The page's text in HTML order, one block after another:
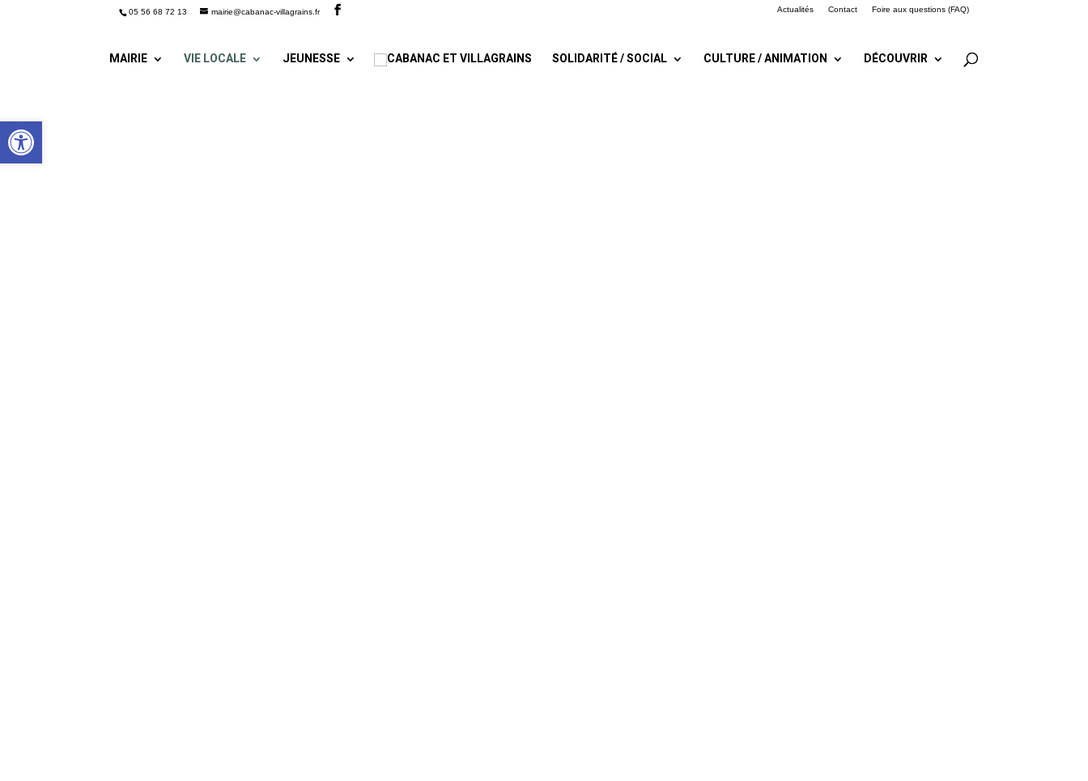
Ouvrir la barre d’outils
05 56 68 72 13 mairie@cabanac-villagrains.fr Actualités Contact Foire aux questions (FAQ)
MAIRIE VIE LOCALE JEUNESSE SOLIDARITÉ / SOCIAL CULTURE / ANIMATION DÉCOUVRIR